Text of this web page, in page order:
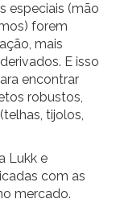
especiais (mão
forem
mais
E isso
encontrar
robustos,
tijolos,
Lukk e
com as
mercado.